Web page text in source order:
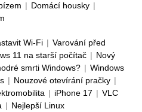
| Domácí housky |
Wi-Fi | Varování před
11 na starší počítač | Nový
smrti Windows? | Windows
| Nouzové otevírání pračky |
| iPhone 17 | VLC
| Nejlepší Linux